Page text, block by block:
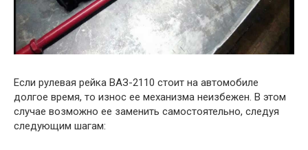
Если рулевая рейка ВАЗ-2110 стоит на автомобиле
долгое время, то износ ее механизма неизбежен. В этом
случае возможно ее заменить самостоятельно, следуя
следующим шагам: